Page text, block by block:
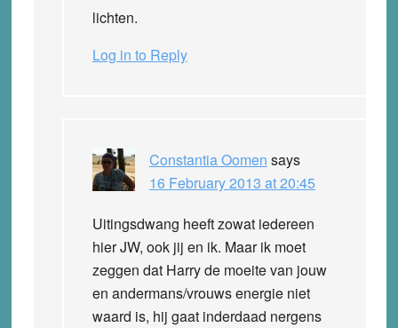
lichten.
Log in to Reply
Constantia Oomen says
16 February 2013 at 20:45
Uitingsdwang heeft zowat iedereen
hier JW, ook jij en ik. Maar ik moet
zeggen dat Harry de moeite van jouw
en andermans/vrouws energie niet
waard is, hij gaat inderdaad nergens